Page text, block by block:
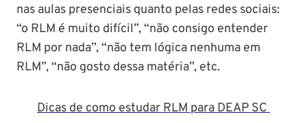
nas aulas presenciais quanto pelas redes sociais:
“o RLM é muito difícil”, “não consigo entender
RLM por nada”, “não tem lógica nenhuma em
RLM”, “não gosto dessa matéria”, etc.
Dicas de como estudar RLM para DEAP SC